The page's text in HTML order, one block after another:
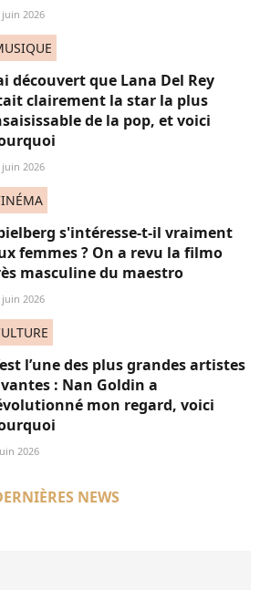
juin 2026
découvert que Lana Del Rey
clairement la star la plus
de la pop, et voici
juin 2026
s'intéresse-t-il vraiment
femmes ? On a revu la filmo
masculine du maestro
juin 2026
l’une des plus grandes artistes
: Nan Goldin a
mon regard, voici
2026
NEWS